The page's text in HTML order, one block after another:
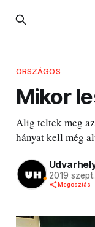
ORSZÁGOS
Mikor
Alig teltek meg
hányat kell még
2019
Megosztás